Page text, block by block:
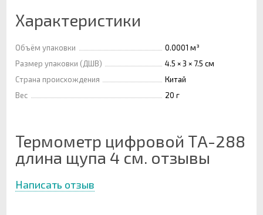
Характеристики
Объём упаковки
0.0001 м³
Размер упаковки (ДШВ)
4.5 × 3 × 7.5 см
Страна происхождения
Китай
Вес
20 г
Термометр цифровой ТA-288
длина щупа 4 см. отзывы
Написать отзыв